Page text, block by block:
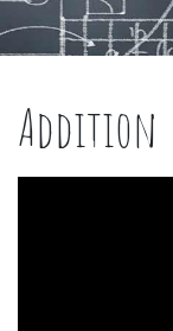
Addition